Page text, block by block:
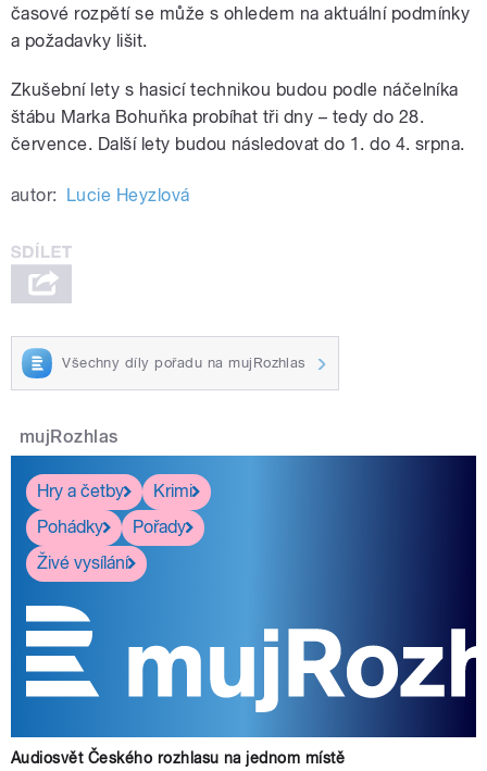
časové rozpětí se může s ohledem na aktuální podmínky
a požadavky lišit.
Zkušební lety s hasicí technikou budou podle náčelníka
štábu Marka Bohuňka probíhat tři dny – tedy do 28.
července. Další lety budou následovat do 1. do 4. srpna.
autor: Lucie Heyzlová
Všechny díly pořadu na mujRozhlas
mujRozhlas
Hry a četby
Krimi
Pohádky
Pořady
Živé vysílání
Audiosvět Českého rozhlasu na jednom místě